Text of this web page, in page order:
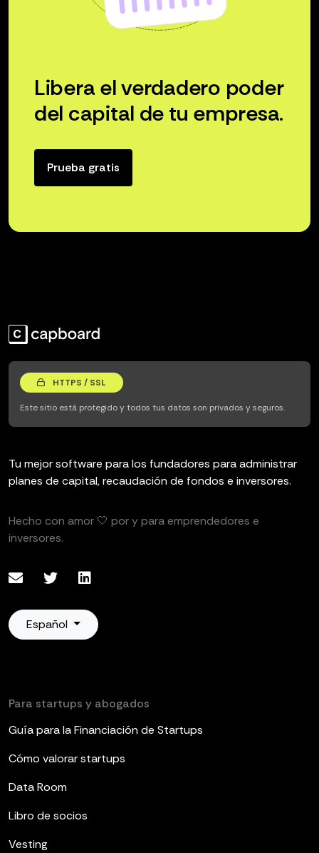
Libera el verdadero poder
del capital de tu empresa.
Prueba gratis
HTTPS / SSL
Este sitio está protegido y todos tus datos son privados y seguros.
Tu mejor software para los fundadores para administrar
planes de capital, recaudación de fondos e inversores.
Hecho con amor 🤍 por y para emprendedores e
inversores.
Español
Para startups y abogados
Guía para la Financiación de Startups
Cómo valorar startups
Data Room
Libro de socios
Vesting